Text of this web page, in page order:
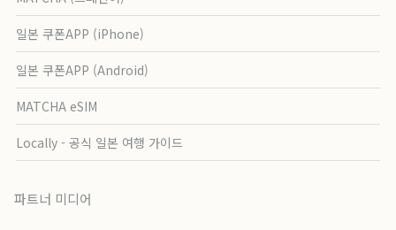
일본 쿠폰APP (iPhone)
일본 쿠폰APP (Android)
MATCHA eSIM
Locally - 공식 일본 여행 가이드
파트너 미디어